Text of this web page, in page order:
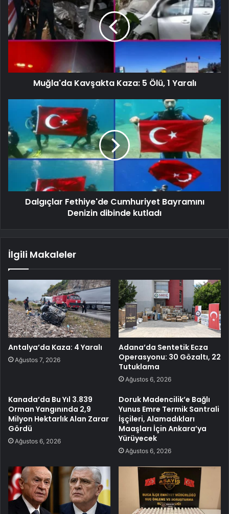
Muğla'da Kavşakta Kaza: 5 Ölü, 1 Yaralı
Dalgıçlar Fethiye'de Cumhuriyet Bayramını
Denizin dibinde kutladı
İlgili Makaleler
Antalya’da Kaza: 4 Yaralı
Ağustos 7, 2026
Adana’da Sentetik Ecza
Operasyonu: 30 Gözaltı, 22
Tutuklama
Ağustos 6, 2026
Kanada’da Bu Yıl 3.839
Orman Yangınında 2,9
Milyon Hektarlık Alan Zarar
Gördü
Ağustos 6, 2026
Doruk Madencilik’e Bağlı
Yunus Emre Termik Santrali
İşçileri, Alamadıkları
Maaşları İçin Ankara’ya
Yürüyecek
Ağustos 6, 2026